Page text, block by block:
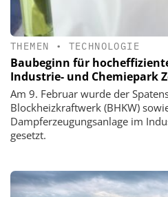
THEMEN • TECHNOLOGIE
Baubeginn für
Industrie- und Chemiepark
Am 9. Februar wurde der
Blockheizkraftwerk (BHKW)
Dampferzeugungsanlage im
gesetzt.